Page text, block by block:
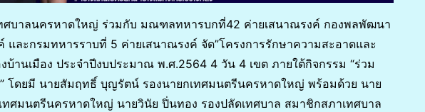
ศบาลนครหาดใหญ่ ร่วมกับ มณฑลทหารบกที่42 ค่ายเสนาณรงค์ กองพลพัฒนา
และกรมทหารราบที่ 5 ค่ายเสนาณรงค์ จัด”โครงการรักษาความสะอาดและ
งบ้านเมือง ประจำปีงบประมาณ พ.ศ.2564 4 วัน 4 เขต ภายใต้กิจกรรม “ร่วม
โดยมี นายสัมฤทธิ์ บุญรัตน์ รองนายกเทศมนตรีนครหาดใหญ่ พร้อมด้วย นาย
ศมนตรีนครหาดใหญ่ นายวินัย ปิ่นทอง รองปลัดเทศบาล สมาชิกสภาเทศบาล